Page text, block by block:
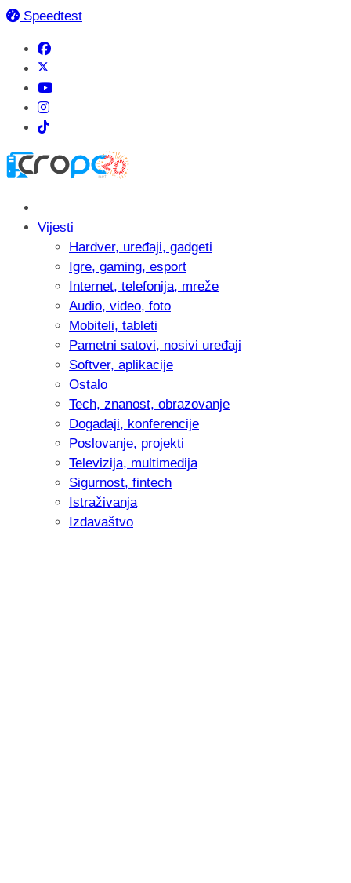
Speedtest
Vijesti
Hardver, uređaji, gadgeti
Igre, gaming, esport
Internet, telefonija, mreže
Audio, video, foto
Mobiteli, tableti
Pametni satovi, nosivi uređaji
Softver, aplikacije
Ostalo
Tech, znanost, obrazovanje
Događaji, konferencije
Poslovanje, projekti
Televizija, multimedija
Sigurnost, fintech
Istraživanja
Izdavaštvo